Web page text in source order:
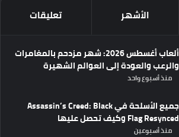
الأشهر تعليقات
ألعاب أغسطس 2026: شهر مزدحم بالمغامرات
والرعب والعودة إلى العوالم الشهيرة
منذ أسبوع واحد
جميع الأسلحة في Assassin’s Creed: Black
Flag Resynced وكيف تحصل عليها
منذ أسبوعين